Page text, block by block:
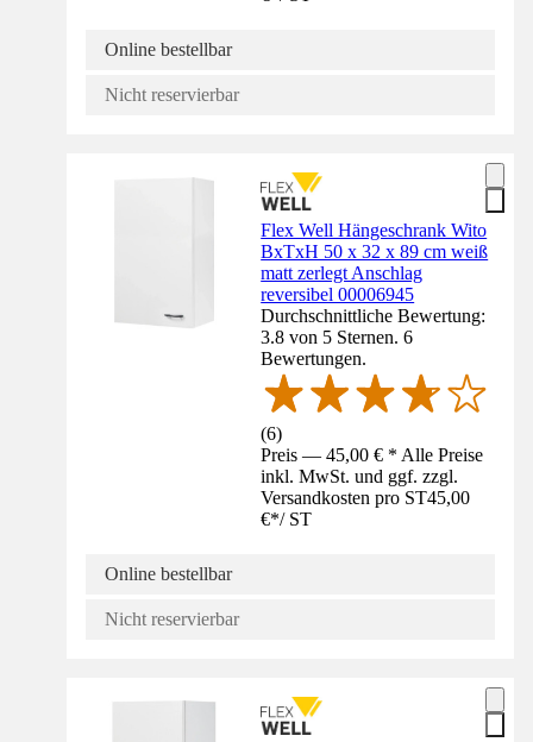
Online bestellbar
Nicht reservierbar
Flex Well Hängeschrank Wito
BxTxH 50 x 32 x 89 cm weiß
matt zerlegt Anschlag
reversibel 00006945
Durchschnittliche Bewertung:
3.8 von 5 Sternen. 6
Bewertungen.
(6)
Preis — 45,00 € * Alle Preise
inkl. MwSt. und ggf. zzgl.
Versandkosten pro ST45,00
€*/ ST
Online bestellbar
Nicht reservierbar